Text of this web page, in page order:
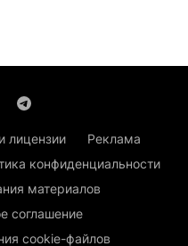
лицензии
Реклама
конфиденциальности
материалов
соглашение
cookie-файлов